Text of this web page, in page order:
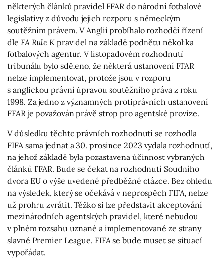
některých článků pravidel FFAR do národní fotbalové
legislativy z důvodu jejich rozporu s německým
soutěžním právem. V Anglii probíhalo rozhodčí řízení
dle FA Rule K pravidel na základě podnětu několika
fotbalových agentur. V listopadovém rozhodnutí
tribunálu bylo sděleno, že některá ustanovení FFAR
nelze implementovat, protože jsou v rozporu
s anglickou právní úpravou soutěžního práva z roku
1998. Za jedno z významných protiprávních ustanovení
FFAR je považován právě strop pro agentské provize.
V důsledku těchto právních rozhodnutí se rozhodla
FIFA sama jednat a 30. prosince 2023 vydala rozhodnutí,
na jehož základě byla pozastavena účinnost vybraných
článků FFAR. Bude se čekat na rozhodnutí Soudního
dvora EU o výše uvedené předběžné otázce. Bez ohledu
na výsledek, který se očekává v neprospěch FIFA, nelze
už prohru zvrátit. Těžko si lze představit akceptování
mezinárodních agentských pravidel, které nebudou
v plném rozsahu uznané a implementované ze strany
slavné Premier League. FIFA se bude muset se situací
vypořádat.